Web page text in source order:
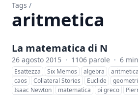
Tags /
aritmetica
La matematica di N
26 agosto 2015 · 1106 parole · 6
Esattezza Six Memos algebra aritmetica
caos
Collateral Stories Euclide
Isaac Newton
matematica pi greco